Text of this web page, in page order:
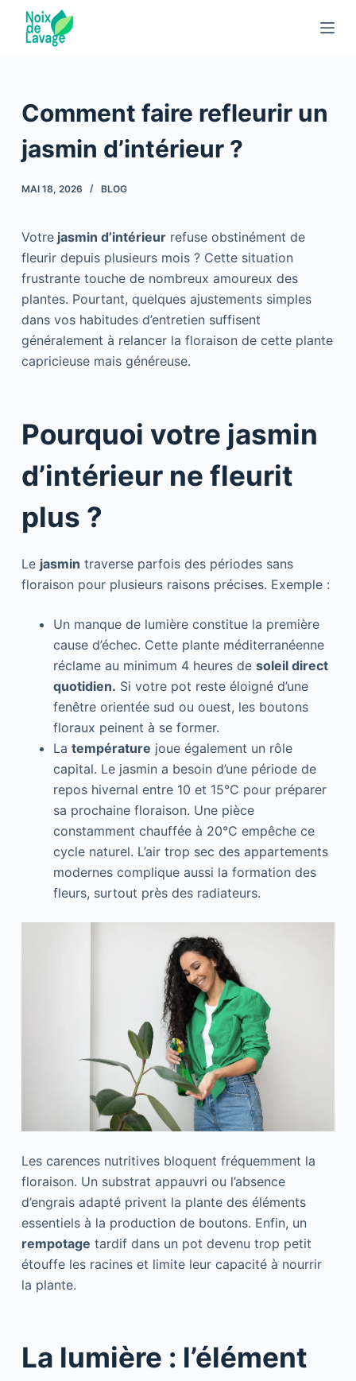
a
u
c
e
n
u
Comment faire refleurir un
jasmin d’intérieur ?
MAI 18, 2026 BLOG
Votrejasmin d’intérieurrefuse obstinément de
fleurir depuis plusieurs mois ? Cette situation
frustrante touche de nombreux amoureux des
plantes. Pourtant, quelques ajustements simples
dans vos habitudes d’entretien suffisent
généralement à relancer la floraison de cette plante
capricieuse mais généreuse.
Pourquoi votre jasmin
d’intérieur ne fleurit
plus ?
Le jasmin traverse parfois des périodes sans
floraison pour plusieurs raisons précises. Exemple :
Un manque de lumière constitue la première
cause d’échec. Cette plante méditerranéenne
réclame au minimum 4 heures de soleil direct
quotidien. Si votre pot reste éloigné d’une
fenêtre orientée sud ou ouest, les boutons
floraux peinent à se former.
La température joue également un rôle
capital. Le jasmin a besoin d’une période de
repos hivernal entre 10 et 15°C pour préparer
sa prochaine floraison. Une pièce
constamment chauffée à 20°C empêche ce
cycle naturel. L’air trop sec des appartements
modernes complique aussi la formation des
fleurs, surtout près des radiateurs.
Les carences nutritives bloquent fréquemment la
floraison. Un substrat appauvri ou l’absence
d’engrais adapté privent la plante des éléments
essentiels à la production de boutons. Enfin, un
rempotage tardif dans un pot devenu trop petit
étouffe les racines et limite leur capacité à nourrir
la plante.
La lumière : l’élément